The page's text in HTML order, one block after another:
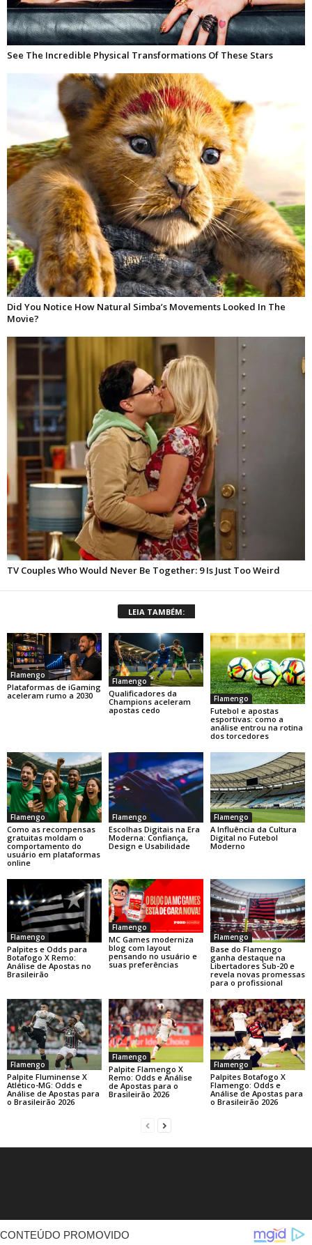
LEIA TAMBÉM:
Flamengo
Plataformas de iGaming
aceleram rumo a 2030
Flamengo
Qualificadores da
Champions aceleram
apostas cedo
Flamengo
Futebol e apostas
esportivas: como a
análise entrou na rotina
dos torcedores
Flamengo
Como as recompensas
gratuitas moldam o
comportamento do
usuário em plataformas
online
Flamengo
Escolhas Digitais na Era
Moderna: Confiança,
Design e Usabilidade
Flamengo
A Influência da Cultura
Digital no Futebol
Moderno
Flamengo
Palpites e Odds para
Botafogo X Remo:
Análise de Apostas no
Brasileirão
Flamengo
MC Games moderniza
blog com layout
pensando no usuário e
suas preferências
Flamengo
Base do Flamengo
ganha destaque na
Libertadores Sub-20 e
revela novas promessas
para o profissional
Flamengo
Palpite Fluminense X
Atlético-MG: Odds e
Análise de Apostas para
o Brasileirão 2026
Flamengo
Palpite Flamengo X
Remo: Odds e Análise
de Apostas para o
Brasileirão 2026
Flamengo
Palpites Botafogo X
Flamengo: Odds e
Análise de Apostas para
o Brasileirão 2026